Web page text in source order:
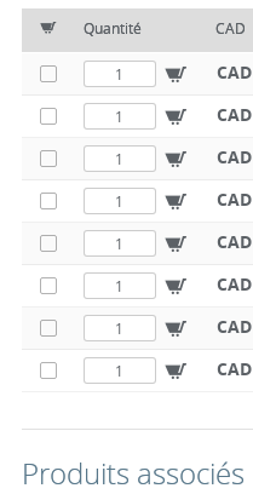
Quantité CAD
CAD
CAD
CAD
CAD
CAD
CAD
CAD
CAD
Produits associés